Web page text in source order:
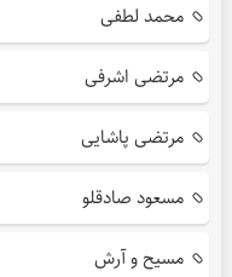
محمد لطفی
مرتضی اشرفی
مرتضی پاشایی
مسعود صادقلو
مسیح و آرش